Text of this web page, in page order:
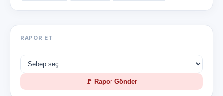
RAPOR ET
🚩 Rapor Gönder